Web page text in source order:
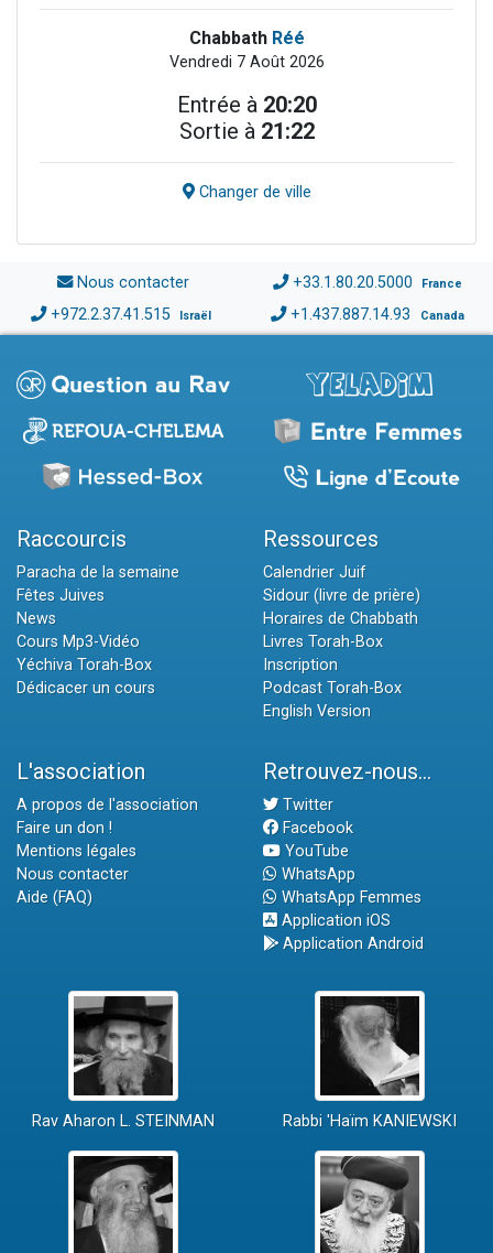
Chabbath Réé
Vendredi 7 Août 2026
Entrée à 20:20
Sortie à 21:22
Changer de ville
Nous contacter +33.1.80.20.5000 France
+972.2.37.41.515 Israël +1.437.887.14.93 Canada
Raccourcis
Paracha de la semaine
Fêtes Juives
News
Cours Mp3-Vidéo
Yéchiva Torah-Box
Dédicacer un cours
Ressources
Calendrier Juif
Sidour (livre de prière)
Horaires de Chabbath
Livres Torah-Box
Inscription
Podcast Torah-Box
English Version
L'association
A propos de l'association
Faire un don !
Mentions légales
Nous contacter
Aide (FAQ)
Retrouvez-nous...
Twitter
Facebook
YouTube
WhatsApp
WhatsApp Femmes
Application iOS
Application Android
Rav Aharon L. STEINMAN Rabbi 'Haïm KANIEWSKI